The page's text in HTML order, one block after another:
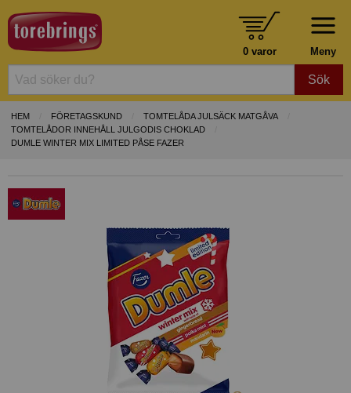
Meny
0 varor
Sök
HEM FÖRETAGSKUND
TOMTELÅDA JULSÄCK MATGÅVA
TOMTELÅDOR INNEHÅLL JULGODIS CHOKLAD
DUMLE WINTER MIX LIMITED PÅSE FAZER